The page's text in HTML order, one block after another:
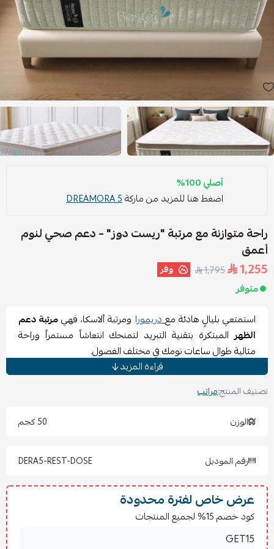
أصلي 100%
اضغط هنا للمزيد من ماركةDREAMORA 5
راحة متوازنة مع مرتبة "ريست دوز" – دعم صحي لنوم
أعمق
1,255
1,795 وفر
متوفر
استمتعي بليالٍ هادئة معدريموراومرتبة ألاسكا، فهيمرتبة دعم
الظهرالمبتكرة بتقنية التبريد لتمنحك انتعاشاً مستمراً وراحة
مثالية طوال ساعات نومك في مختلف الفصول.
مواصفات مرتبة دعم الظهر
اسم المنتج: مرتبة ألاسكا
التصنيف:مراتب
الارتفاع: 30 سم (±1 سم)
التقنية: إسفنج بارد COOLMAX
بلد الصنع: الصين
مميزات مرتبة دعم الظهر
تعمل هذه مرتبة دعم الظهرعلى توفير راحة عميقة وتبريد
فائق أثناء النوم.
تقنية COOLMAX تضمن لك شعوراً بالانتعاش الدائم بفضل
خصائصها المبتكرة في التهوية.
قراءة المزيد
تصنيف المنتج:مراتب
الوزن
50 كجم
رقم الموديل DERA5-REST-DOSE
عرض خاص لفترة محدودة
كود خصم 15% لجميع المنتجات